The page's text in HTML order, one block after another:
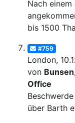
Nach
bis 1500
#759
London,
von
Office
über Barth